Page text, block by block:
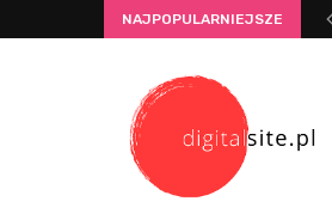
NAJPOPULARNIEJSZE